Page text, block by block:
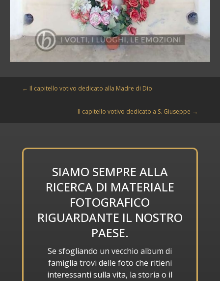
← Il capitello votivo dedicato alla Madre di Dio
Il capitello votivo dedicato a S. Giuseppe →
SIAMO SEMPRE ALLA
RICERCA DI MATERIALE
FOTOGRAFICO
RIGUARDANTE IL NOSTRO
PAESE.
Se sfogliando un vecchio album di
famiglia trovi delle foto che ritieni
interessanti sulla vita, la storia o il